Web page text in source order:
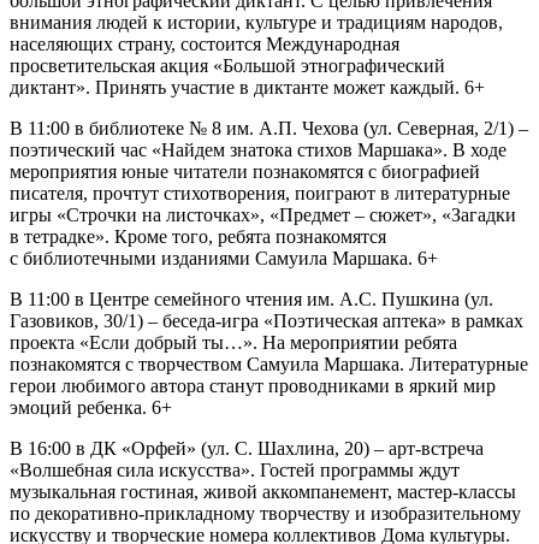
внимания людей к истории, культуре и традициям народов,
населяющих страну, состоится Международная
просветительская акция «Большой этнографический
диктант». Принять участие в диктанте может каждый. 6+
В 11:00 в библиотеке № 8 им. А.П. Чехова (ул. Северная, 2/1) –
поэтический час «Найдем знатока стихов Маршака». В ходе
мероприятия юные читатели познакомятся с биографией
писателя, прочтут стихотворения, поиграют в литературные
игры «Строчки на листочках», «Предмет – сюжет», «Загадки
в тетрадке». Кроме того, ребята познакомятся
с библиотечными изданиями Самуила Маршака. 6+
В 11:00 в Центре семейного чтения им. А.С. Пушкина (ул.
Газовиков, 30/1) – беседа-игра «Поэтическая аптека» в рамках
проекта «Если добрый ты…». На мероприятии ребята
познакомятся с творчеством Самуила Маршака. Литературные
герои любимого автора станут проводниками в яркий мир
эмоций ребенка. 6+
В 16:00 в ДК «Орфей» (ул. С. Шахлина, 20) – арт-встреча
«Волшебная сила искусства». Гостей программы ждут
музыкальная гостиная, живой аккомпанемент, мастер-классы
по декоративно-прикладному творчеству и изобразительному
искусству и творческие номера коллективов Дома культуры.